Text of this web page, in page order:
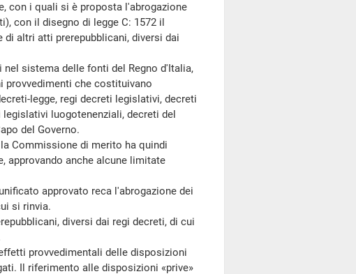
i quali si è proposta l'abrogazione
con il disegno di legge C: 1572 il
di altri atti prerepubblicani, diversi dai
sistema delle fonti del Regno d'Italia,
provvedimenti che costituivano
legge, regi decreti legislativi, decreti
luogotenenziali, decreti del
del Governo.
Commissione di merito ha quindi
approvando anche alcune limitate
approvato reca l'abrogazione dei
si rinvia.
diversi dai regi decreti, di cui
provvedimentali delle disposizioni
Il riferimento alle disposizioni «prive»